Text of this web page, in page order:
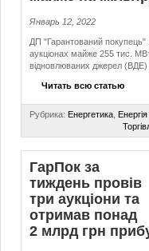
Январь 12, 2022
ДП "Гарантований покупець"
аукціонах майже 255 тис.
відновлюваних джерел (ВДЕ)
Читать всю статью
Рубрика: Енергетика
ГарПок за
тиждень провів
три аукціони та
отримав понад
2 млрд грн